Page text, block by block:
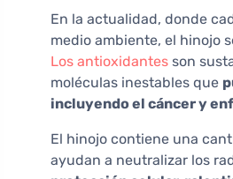
En la actualidad, donde
medio ambiente, el hinojo
Los antioxidantes son
moléculas inestables que
incluyendo el cáncer y
El hinojo contiene una
ayudan a neutralizar los